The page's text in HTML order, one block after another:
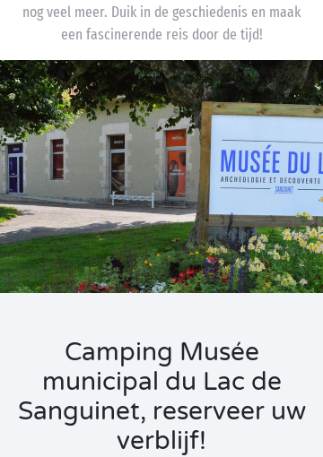
nog veel meer. Duik in de geschiedenis en maak
een fascinerende reis door de tijd!
Camping Musée
municipal du Lac de
Sanguinet, reserveer uw
verblijf!